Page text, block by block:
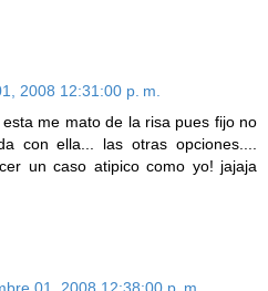
2008 12:31:00 p. m.
me mato de la risa pues fijo no
con ella... las otras opciones....
un caso atipico como yo! jajaja